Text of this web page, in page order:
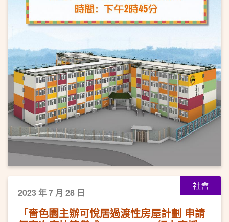
社會
2023 年 7 月 28 日
「嗇色園主辦可悅居過渡性房屋計劃 申請